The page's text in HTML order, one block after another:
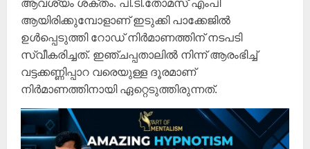
ആയിരിക്കുമ്പോളാണ് ഇടുക്കി പാക്കേജിൽ
ഉൾപ്പെടുത്തി റോഡ് നിർമാണത്തിന് നടപടി
സ്വീകരിച്ചത്. ഇഞ്ചപ്പതാലിൽ നിന്ന് ആരംഭിച്ച്
വട്ടക്കണ്ണിപ്പാറ വരെയുള്ള ദൂരമാണ്
നിർമാണത്തിനായി ഏറ്റെടുത്തിരുന്നത്.